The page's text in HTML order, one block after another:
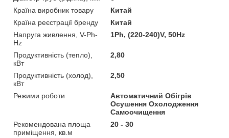
Країна виробник товару
Китай
Країна реєстрації бренду
Китай
Напруга живлення, V-Ph-
Hz
1Ph, (220-240)V, 50Hz
Продуктивність (тепло),
кВт
2,80
Продуктивність (холод),
кВт
2,50
Режими роботи
Автоматичний Обігрів
Осушення Охолодження
Самоочищення
Рекомендована площа
приміщення, кв.м
20 - 30